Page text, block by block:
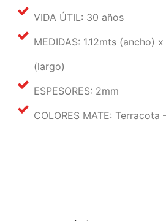
VIDA ÚTIL: 30 años
MEDIDAS: 1.12mts (ancho)
(largo)
ESPESORES: 2mm
COLORES MATE: Terracota